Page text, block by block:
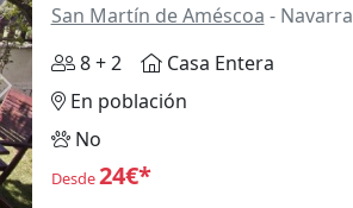
Siguiente
San Martín de Améscoa - Navarra
8 + 2
Casa Entera
En población
No
Desde24€*